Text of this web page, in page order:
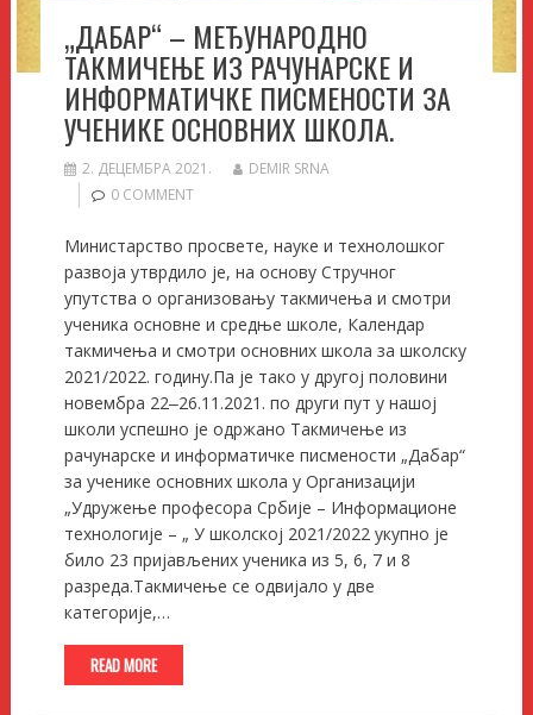
„ДАБАР“ – МЕЂУНАРОДНО
ТАКМИЧЕЊЕ ИЗ РАЧУНАРСКЕ И
ИНФОРМАТИЧКЕ ПИСМЕНОСТИ ЗА
УЧЕНИКЕ ОСНОВНИХ ШКОЛА.
2. ДЕЦЕМБРА 2021.
DEMIR SRNA
0 COMMENT
Министарство просвете, науке и технолошког
развоја утврдило је, на основу Стручног
упутства о организовању такмичења и смотри
ученика основне и средње школе, Календар
такмичења и смотри основних школа за школску
2021/2022. годину.Па је тако у другој половини
новембра 22‒26.11.2021. по други пут у нашој
школи успешно је одржано Такмичење из
рачунарске и информатичке писмености „Дабар“
за ученике основних школа у Организацији
„Удружење професора Србије – Информационе
технологије – „ У школској 2021/2022 укупно је
било 23 пријављених ученика из 5, 6, 7 и 8
разреда.Такмичење се одвијало у две
категорије,…
READ MORE